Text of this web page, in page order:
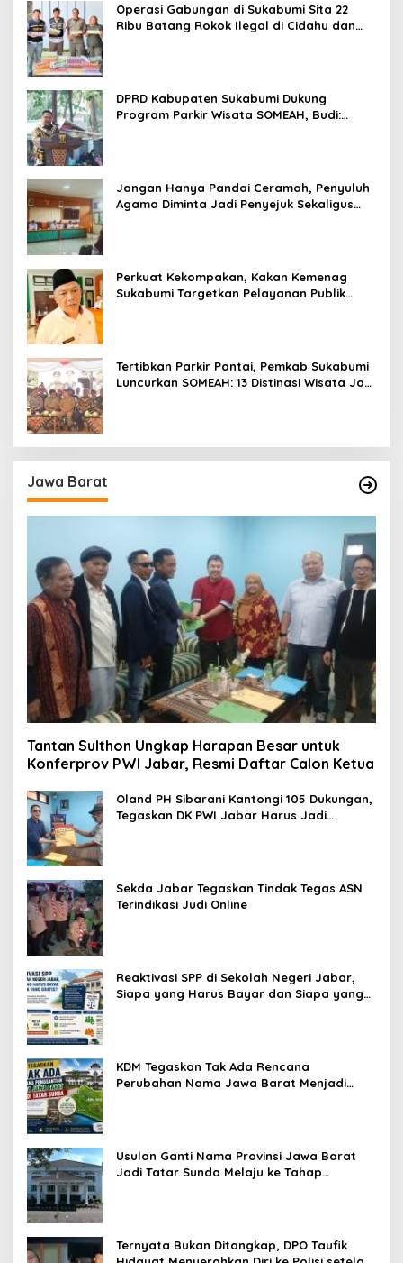
Operasi Gabungan di Sukabumi Sita 22
Ribu Batang Rokok Ilegal di Cidahu dan
DPRD Kabupaten Sukabumi Dukung
Program Parkir Wisata SOMEAH, Budi:
Jangan Hanya Pandai Ceramah, Penyuluh
Agama Diminta Jadi Penyejuk Sekaligus
Perkuat Kekompakan, Kakan Kemenag
Sukabumi Targetkan Pelayanan Publik
Tertibkan Parkir Pantai, Pemkab Sukabumi
Luncurkan SOMEAH: 13 Distinasi Wisata Jadi
Jawa Barat
Tantan Sulthon Ungkap Harapan Besar untuk
Konferprov PWI Jabar, Resmi Daftar Calon Ketua
Oland PH Sibarani Kantongi 105 Dukungan,
Tegaskan DK PWI Jabar Harus Jadi
Sekda Jabar Tegaskan Tindak Tegas ASN
Terindikasi Judi Online
Reaktivasi SPP di Sekolah Negeri Jabar,
Siapa yang Harus Bayar dan Siapa yang
KDM Tegaskan Tak Ada Rencana
Perubahan Nama Jawa Barat Menjadi
Usulan Ganti Nama Provinsi Jawa Barat
Jadi Tatar Sunda Melaju ke Tahap
Ternyata Bukan Ditangkap, DPO Taufik